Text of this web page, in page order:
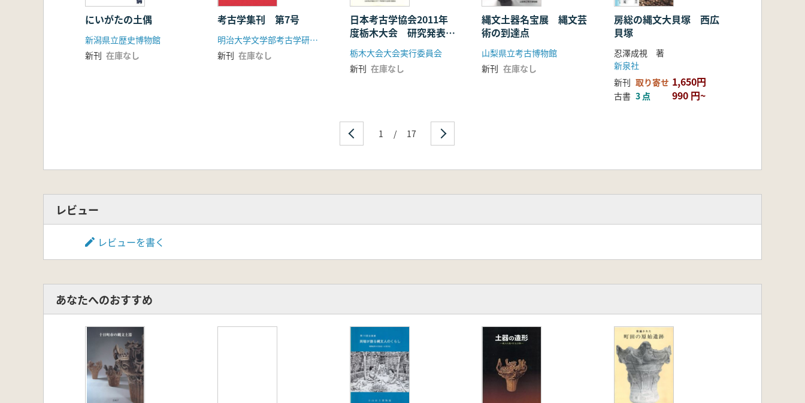
にいがたの土偶
新潟県立歴史博物館
新刊 在庫なし
考古学集刊 第7号
明治大学文学部考古学研究室
新刊 在庫なし
日本考古学協会2011年
度栃木大会 研究発表資
料集
栃木大会大会実行委員会
新刊 在庫なし
縄文土器名宝展 縄文芸
術の到達点
山梨県立考古博物館
新刊 在庫なし
房総の縄文大貝塚 西広
貝塚
忍澤成視 著
新泉社
新刊 取り寄せ 1,650円
古書 3 点 990 円~
1 / 17
レビュー
レビューを書く
あなたへのおすすめ